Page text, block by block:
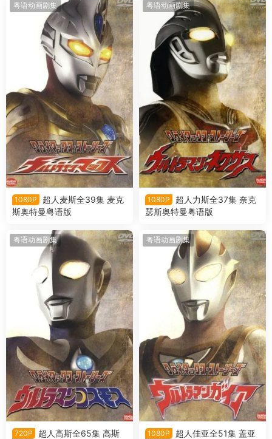
粤语动画剧集
1080P
超人麦斯全39集 麦克
斯奥特曼粤语版
粤语动画剧集
1080P
超人力斯全37集 奈克
瑟斯奥特曼粤语版
粤语动画剧集
720P
超人高斯全65集 高斯
粤语动画剧集
1080P
超人佳亚全51集 盖亚